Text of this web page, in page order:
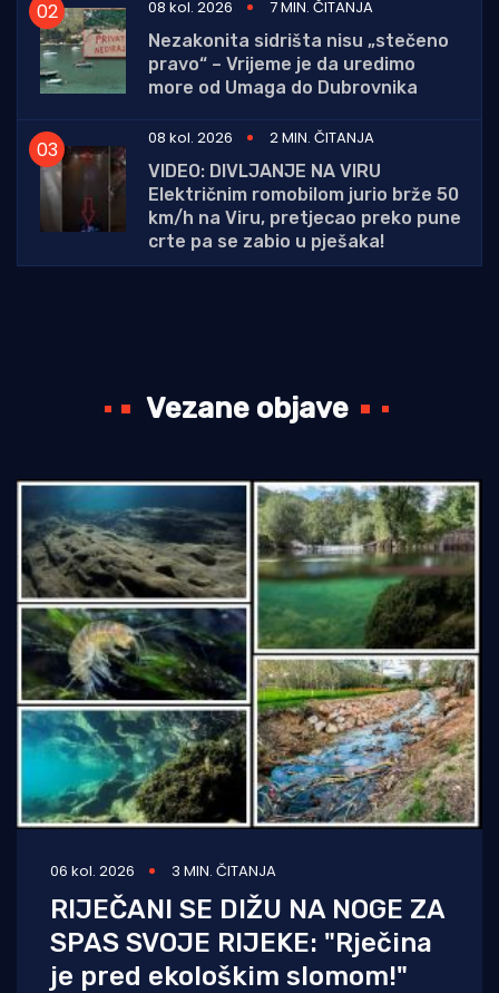
08 kol. 2026
7 MIN. ČITANJA
Nezakonita sidrišta nisu „stečeno
pravo“ – Vrijeme je da uredimo
more od Umaga do Dubrovnika
08 kol. 2026
2 MIN. ČITANJA
VIDEO: DIVLJANJE NA VIRU
Električnim romobilom jurio brže 50
km/h na Viru, pretjecao preko pune
crte pa se zabio u pješaka!
Vezane objave
06 kol. 2026 3 MIN. ČITANJA
RIJEČANI SE DIŽU NA NOGE ZA
SPAS SVOJE RIJEKE: "Rječina
je pred ekološkim slomom!"